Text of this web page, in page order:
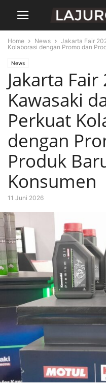
Home News
Jakarta Fair
Kolaborasi dengan Promo dan
News
Jakarta Fair
Kawasaki
Perkuat
dengan
Produk
Konsumen
11 Juni 2026